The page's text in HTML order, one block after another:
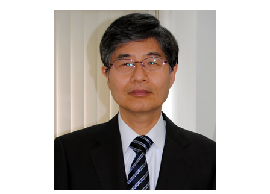
相続人
相続 不動産 兄弟
相続税 基礎控除
民事再生
有価証券取引税
みなし相続財産
株主優待